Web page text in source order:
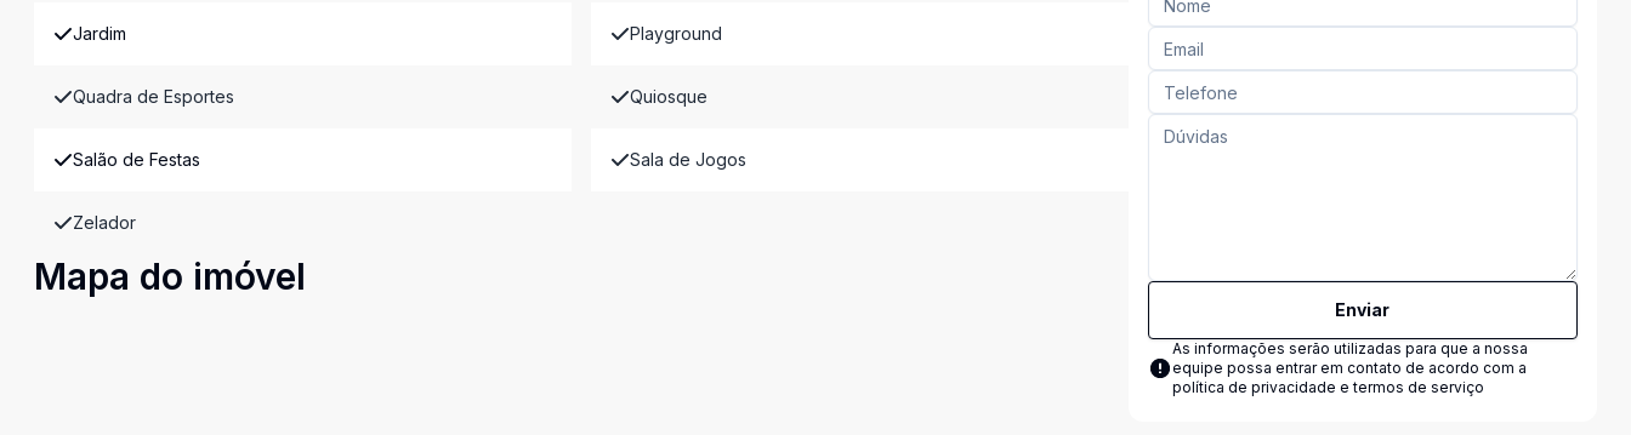
Jardim Playground
Quadra de Esportes Quiosque
Salão de Festas Sala de Jogos
Zelador
Mapa do imóvel
Enviar
As informações serão utilizadas para que a nossa
equipe possa entrar em contato de acordo com a
política de privacidade e termos de serviço